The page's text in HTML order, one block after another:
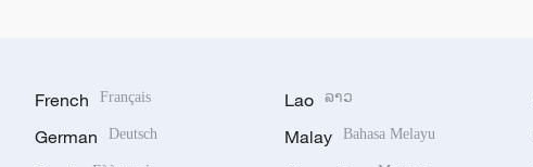
French Français
German Deutsch
Lao ລາວ
Malay Bahasa Melayu